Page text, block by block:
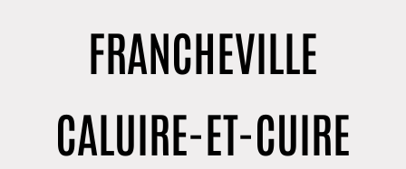
FRANCHEVILLE
CALUIRE-ET-CUIRE